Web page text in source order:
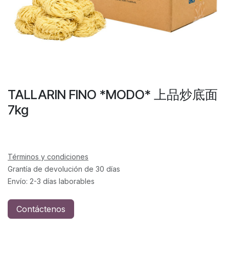
TALLARIN FINO *MODO* 上品炒底面
7kg
Términos y condiciones
Grantía de devolución de 30 días
Envío: 2-3 días laborables
Contáctenos